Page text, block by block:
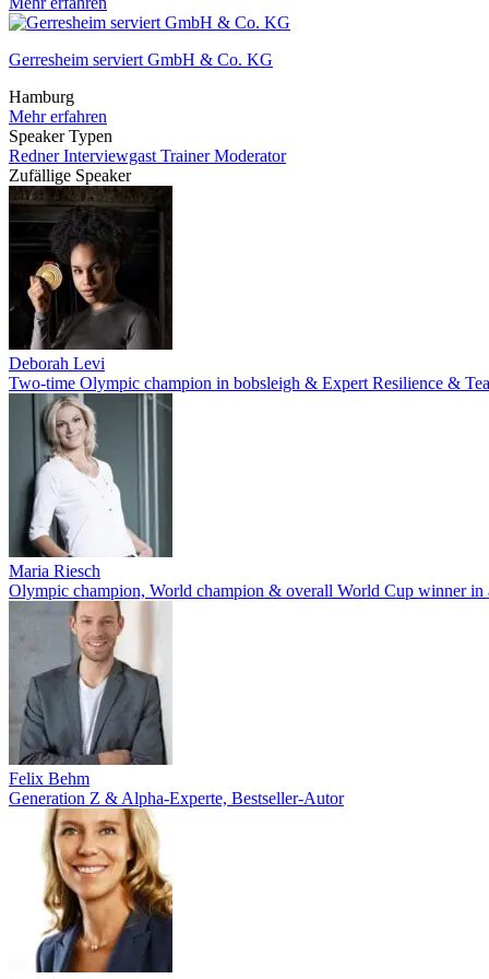
Gerresheim serviert GmbH & Co. KG
Hamburg
Mehr erfahren
Speaker Typen
RednerInterviewgast TrainerModerator
Zufällige Speaker
Deborah Levi
Two-time Olympic champion in bobsleigh & Expert Resilience &
Maria Riesch
Olympic champion, World champion & overall World Cup winner in
Felix Behm
Generation Z & Alpha-Experte, Bestseller-Autor